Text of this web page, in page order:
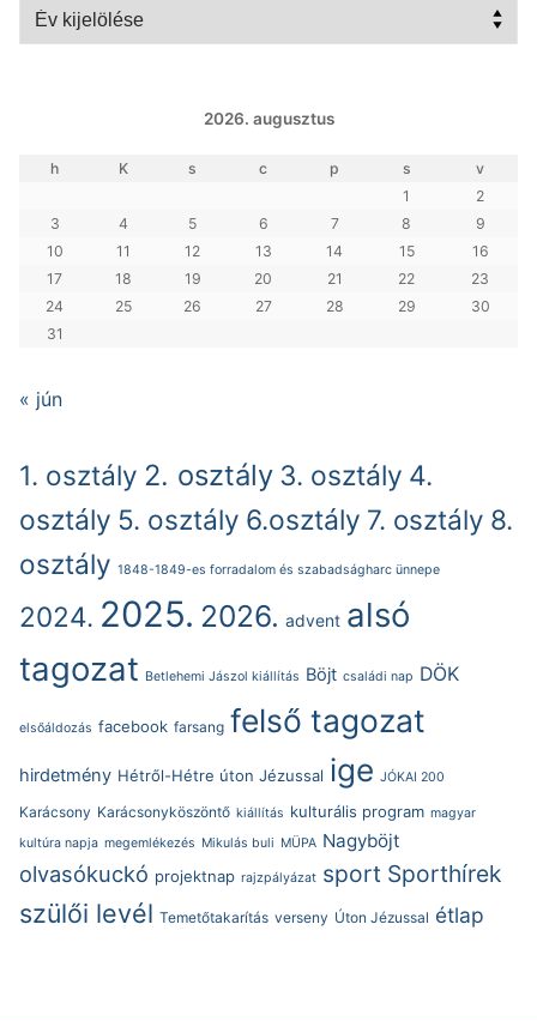
2026. augusztus
h K s c p s
v
1
2
3
4 5 6 7 8
9
10
11 12 13 14 15
16
17
18 19 20 21 22
23
24
25 26 27 28 29
30
31
« jún
1. osztály 2. osztály 3. osztály 4.
osztály 5. osztály 6.osztály 7. osztály 8.
osztály 1848-1849-es forradalom és szabadságharc ünnepe
2024. 2025. 2026. advent alsó
tagozat Betlehemi Jászol kiállítás Böjt családi nap DÖK
elsőáldozás facebook farsang felső tagozat
hirdetmény Hétről-Hétre úton Jézussal ige JÓKAI 200
Karácsony Karácsonyköszöntő kiállítás kulturális program magyar
kultúra napja megemlékezés Mikulás buli MÜPA Nagyböjt
olvasókuckó projektnap rajzpályázat sport Sporthírek
szülői levél Temetőtakarítás verseny Úton Jézussal étlap